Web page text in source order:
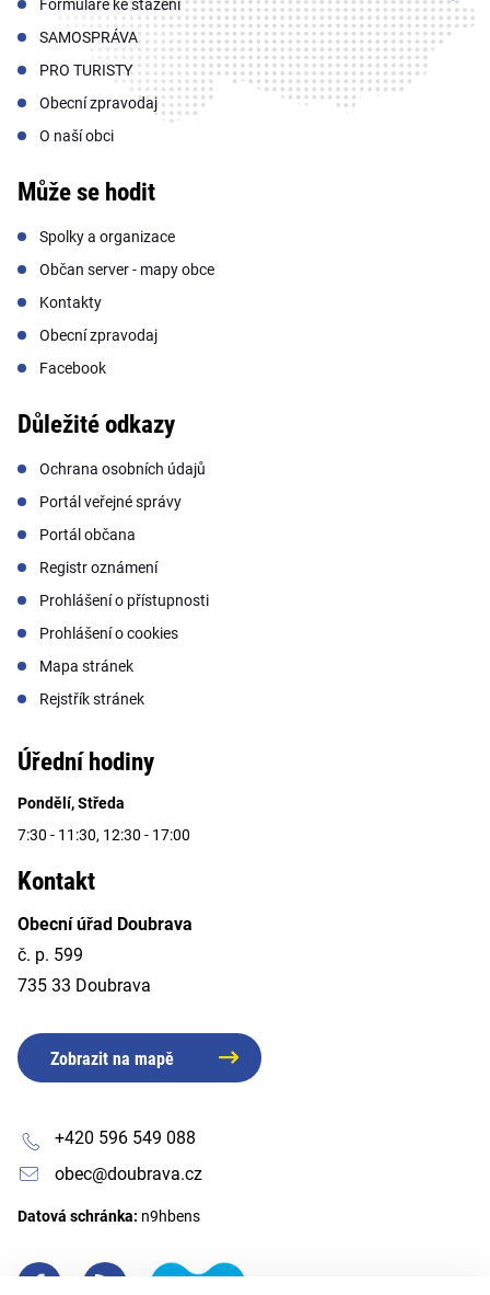
Formuláře ke stažení
SAMOSPRÁVA
PRO TURISTY
Obecní zpravodaj
O naší obci
Může se hodit
Spolky a organizace
Občan server - mapy obce
Kontakty
Obecní zpravodaj
Facebook
Důležité odkazy
Ochrana osobních údajů
Portál veřejné správy
Portál občana
Registr oznámení
Prohlášení o přístupnosti
Prohlášení o cookies
Mapa stránek
Rejstřík stránek
Úřední hodiny
Pondělí, Středa
7:30 - 11:30, 12:30 - 17:00
Kontakt
Obecní úřad Doubrava
č. p. 599
735 33 Doubrava
Zobrazit na mapě
+420 596 549 088
obec@doubrava.cz
Datová schránka: n9hbens